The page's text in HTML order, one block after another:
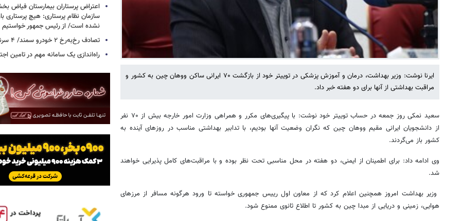
ایرنا نوشت: وزیر بهداشت، درمان و آموزش پزشکی در توییتر خود از بازگشت ۷۰ ایرانی ساکن ووهان چین به کشور و
مراقبت بهداشتی از آنها برای دو هفته خبر داد.
سعید نمکی روز جمعه در حساب توییتر خود نوشت: با پیگیری‌های مکرر و همراهی وزارت امور خارجه بیش از ۷۰ نفر
از دانشجویان ایرانی مقیم ووهان چین که نگران وضعیت آنها بودیم، با تدابیر بهداشتی مناسب در روزهای آینده به
کشور باز می‌گردند.
وی ادامه داد: برای اطمینان از ایمنی، دو هفته در محل مناسبی تحت نظر بوده و با مراقبت‌های کامل پذیرایی خواهند
شد.
وزیر بهداشت امروز همچنین اعلام کرد که از معاون اول رییس جمهوری خواسته تا ورود هرگونه مسافر از مرزهای
هوایی، زمینی و دریایی از مبدا چین به کشور تا اطلاع ثانوی ممنوع شود.
اعتراض پرستاران بیمارستان فیاض
سازمان نظام پرستاری: هیچ پرستاری
نشده است/ از رئیس جمهور خواستیم
تصادف رخ‌به‌رخ ۲ خودرو سمند/ ۴ سرنشین جان باختند
راه‌اندازی یک سامانه مهم در تامین